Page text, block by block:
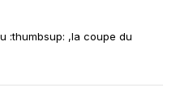
:thumbsup: ,la coupe du